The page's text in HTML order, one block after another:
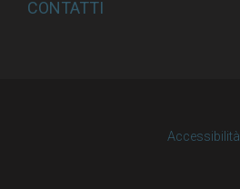
CONTATTI
Accessibilità